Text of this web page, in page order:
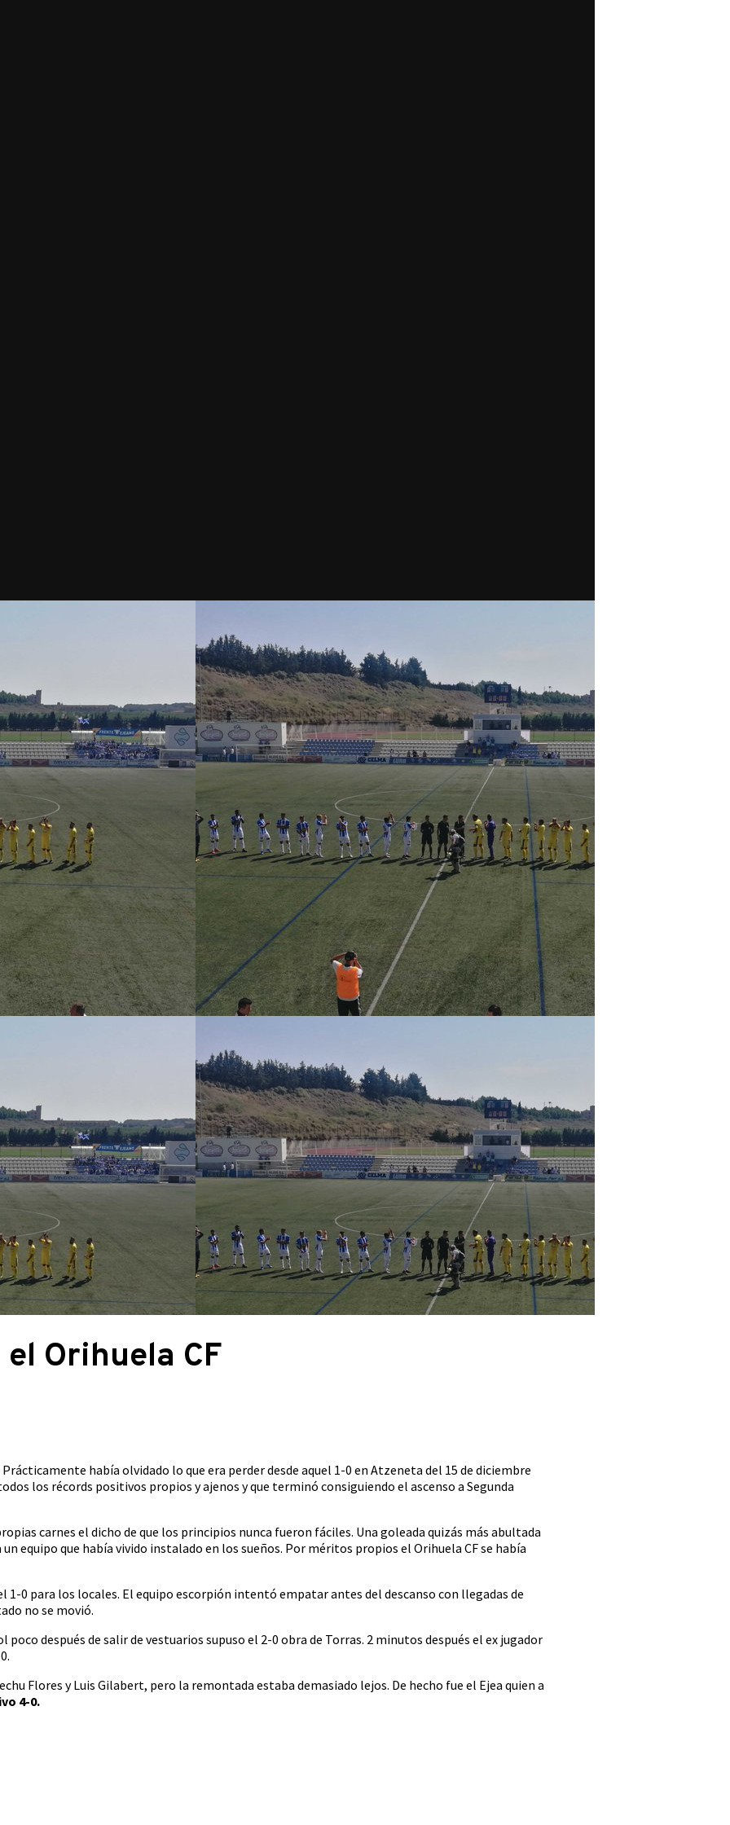
Orihuela CF
había olvidado lo que era perder desde aquel 1-0 en Atzeneta del 15 de diciembre
los récords positivos propios y ajenos y que terminó consiguiendo el ascenso a Segunda
carnes el dicho de que los principios nunca fueron fáciles. Una goleada quizás más abultada
equipo que había vivido instalado en los sueños. Por méritos propios el Orihuela CF se había
0 para los locales. El equipo escorpión intentó empatar antes del descanso con llegadas de
no se movió.
poco después de salir de vestuarios supuso el 2-0 obra de Torras. 2 minutos después el ex jugador
Flores y Luis Gilabert, pero la remontada estaba demasiado lejos. De hecho fue el Ejea quien a
4-0.